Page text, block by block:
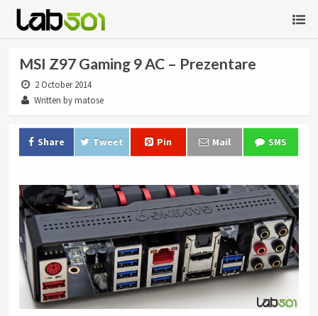
MSI Z97 Gaming 9 AC – Prezentare
2 October 2014
Written by matose
Share Tweet Pin Mail SMS